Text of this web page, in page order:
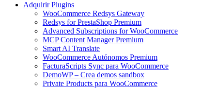
Adquirir Plugins
WooCommerce Redsys Gateway
Redsys for PrestaShop Premium
Advanced Subscriptions for WooCommerce
MCP Content Manager Premium
Smart AI Translate
WooCommerce Autónomos Premium
FacturaScripts Sync para WooCommerce
DemoWP – Crea demos sandbox
Private Products para WooCommerce